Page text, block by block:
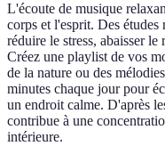
L'écoute de musique
corps et l'esprit. Des
réduire le stress, abaisser
Créez une playlist de vos
de la nature ou des
minutes chaque jour pour
un endroit calme. D'après
contribue à une
intérieure.